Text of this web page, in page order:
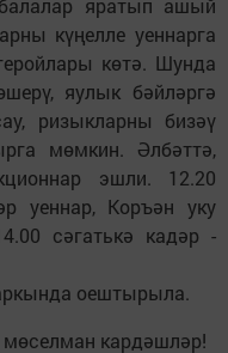
яратып ашый
күңелле уеннарга
көтә. Шунда
яулык бәйләргә
ризыкларны бизәү
мөмкин. Әлбәттә,
эшли. 12.20
уеннар, Коръән уку
сәгатькә кадәр -
оештырыла.
кардәшләр!